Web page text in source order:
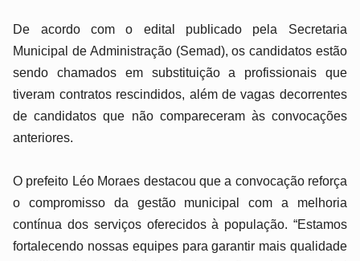
De acordo com o edital publicado pela Secretaria
Municipal de Administração (Semad), os candidatos estão
sendo chamados em substituição a profissionais que
tiveram contratos rescindidos, além de vagas decorrentes
de candidatos que não compareceram às convocações
anteriores.
O prefeito Léo Moraes destacou que a convocação reforça
o compromisso da gestão municipal com a melhoria
contínua dos serviços oferecidos à população. “Estamos
fortalecendo nossas equipes para garantir mais qualidade